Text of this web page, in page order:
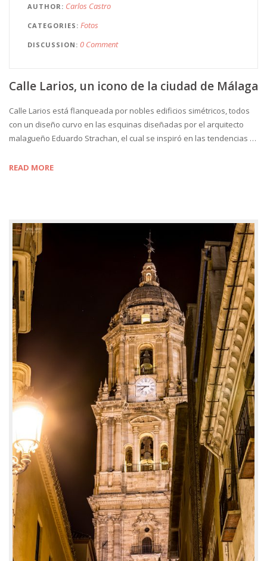
AUTHOR Carlos Castro
CATEGORIES Fotos
DISCUSSION 0 Comment
Calle Larios, un icono de la ciudad de Málaga
Calle Larios está flanqueada por nobles edificios simétricos, todos
con un diseño curvo en las esquinas diseñadas por el arquitecto
malagueño Eduardo Strachan, el cual se inspiró en las tendencias …
READ MORE